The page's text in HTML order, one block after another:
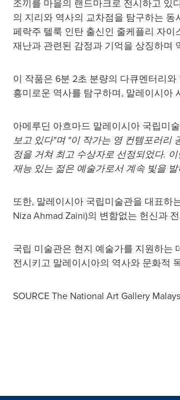
조끼를 마을의 랜드마크로 전시하고 있
의 지리와 역사의 교차점을 탐구하는 동
페락주 텔룩 인탄 출신인 줄케플리 자
재난과 관련된 감정과 기억을 상징하며
이 작품은 6분 2초 분량의 다큐멘터리
흥미로운 역사를 탐구하며, 말레이시아
아메루딘 아흐마드 말레이시아 국립미
보고 있다"며 "이 작가는 영 컨템포러리
정을 거쳐 최고 수상자로 선정되었다.
재능 있는 젊은 예술가로서 계속 빛을
또한, 말레이시아 국립미술관을 대표하
Niza Ahmad Zaini)의 변함없는 헌신과
국립 미술관은 현지 예술가를 지원하는
전시키고 말레이시아의 역사와 문화적
SOURCE The National Art Gallery